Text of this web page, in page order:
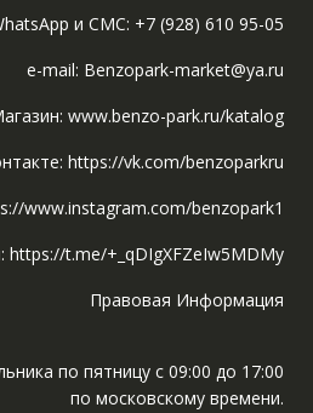
и СМС: +7 (928) 610 95-05
e-mail: Benzopark-market@ya.ru
www.benzo-park.ru/katalog
https://vk.com/benzoparkru
www.instagram.com/benzopark1
https://t.me/+_qDIgXFZeIw5MDMy
Правовая Информация
по пятницу с 09:00 до 17:00
по московскому времени.